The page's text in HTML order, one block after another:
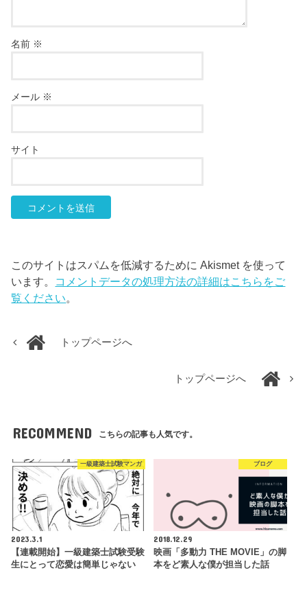
名前 ※
メール ※
サイト
このサイトはスパムを低減するために Akismet を使って
います。 コメントデータの処理方法の詳細はこちらをご
覧ください。
トップページへ
トップページへ
RECOMMEND こちらの記事も人気です。
一級建築士試験マンガ
2023.3.1
【連載開始】一級建築士試験受験
生にとって恋愛は簡単じゃない
ブログ
2018.12.29
映画「多動力 THE MOVIE」の脚
本をど素人な僕が担当した話